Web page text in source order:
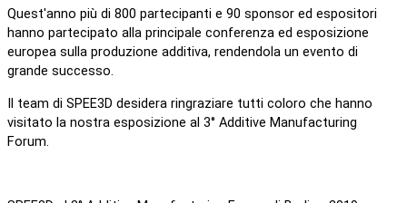
Quest'anno più di 800 partecipanti e 90 sponsor ed espositori
hanno partecipato alla principale conferenza ed esposizione
europea sulla produzione additiva, rendendola un evento di
grande successo.
Il team di SPEE3D desidera ringraziare tutti coloro che hanno
visitato la nostra esposizione al 3° Additive Manufacturing
Forum.